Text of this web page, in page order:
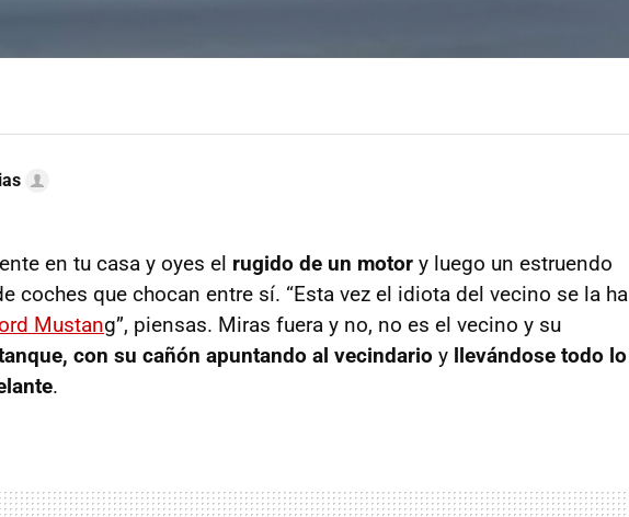
en tu casa y oyes el rugido de un motor y luego un estruendo
coches que chocan entre sí. “Esta vez el idiota del vecino se la ha
Mustang”, piensas. Miras fuera y no, no es el vecino y su
con su cañón apuntando al vecindario y llevándose todo lo
.